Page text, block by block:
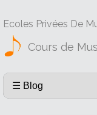
Ecoles Privées De
Cours de